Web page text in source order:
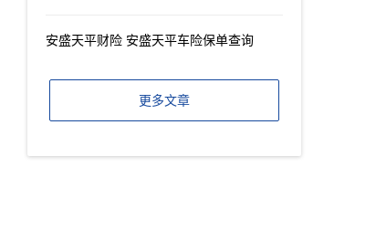
安盛天平财险 安盛天平车险保单查询
更多文章